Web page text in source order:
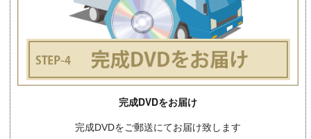
完成DVDをお届け
完成DVDをご郵送にてお届け致します